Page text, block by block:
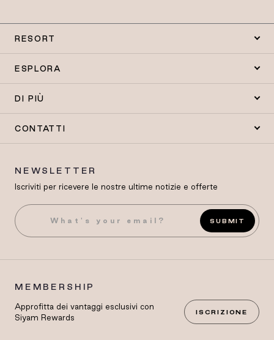
RESORT
ESPLORA
DI PIÙ
CONTATTI
NEWSLETTER
Iscriviti per ricevere le nostre ultime notizie e offerte
SUBMIT
MEMBERSHIP
Approfitta dei vantaggi esclusivi con
Siyam Rewards
ISCRIZIONE